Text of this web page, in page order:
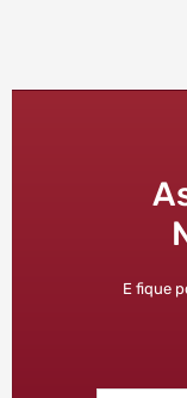
E fique